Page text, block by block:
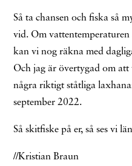
Så ta chansen och fiska så
vid. Om
kan vi nog räkna med
Och jag är övertygad om
några riktigt ståtliga
september 2022.
Så skitfiske på er, så ses vi
//Kristian Braun